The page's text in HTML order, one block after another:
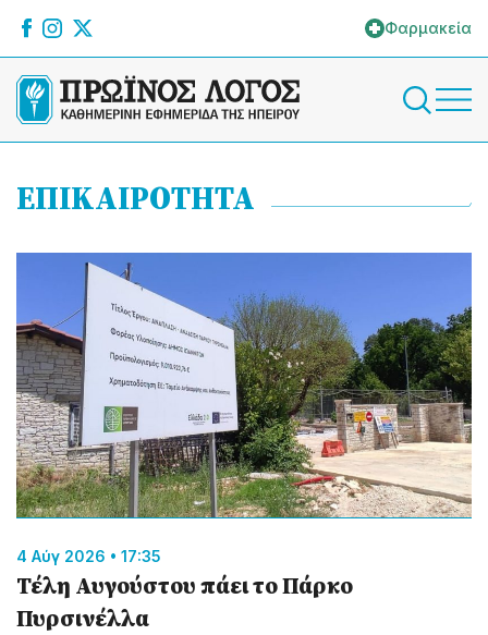
Φαρμακεία
ΕΠΙΚΑΙΡΟΤΗΤΑ
4 Αύγ 2026 • 17:35
Τέλη Αυγούστου πάει το Πάρκο
Πυρσινέλλα